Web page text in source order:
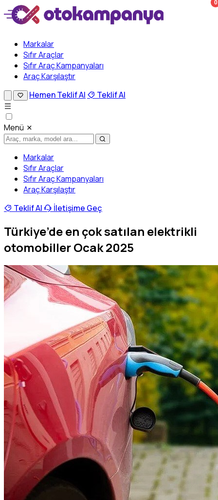
Markalar
Sıfır Araçlar
Sıfır Araç Kampanyaları
Araç Karşılaştır
0
Hemen Teklif Al Teklif Al
Menü
Markalar
Sıfır Araçlar
Sıfır Araç Kampanyaları
Araç Karşılaştır
Teklif Al
İletişime Geç
Türkiye’de en çok satılan elektrikli
otomobiller Ocak 2025